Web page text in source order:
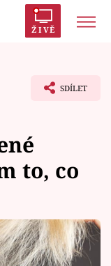
ŽIVĚ
SDÍLET
to, co